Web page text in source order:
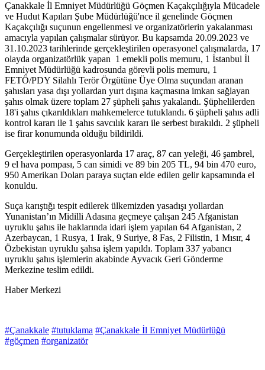
Çanakkale İl Emniyet Müdürlüğü Göçmen Kaçakçılığıyla Mücadele
ve Hudut Kapıları Şube Müdürlüğü'nce il genelinde Göçmen
Kaçakçılığı suçunun engellenmesi ve organizatörlerin yakalanması
amacıyla yapılan çalışmalar sürüyor. Bu kapsamda 20.09.2023 ve
31.10.2023 tarihlerinde gerçekleştirilen operasyonel çalışmalarda, 17
olayda organizatörlük yapan 1 emekli polis memuru, 1 İstanbul İl
Emniyet Müdürlüğü kadrosunda görevli polis memuru, 1
FETÖ/PDY Silahlı Terör Örgütüne Üye Olma suçundan aranan
şahısları yasa dışı yollardan yurt dışına kaçmasına imkan sağlayan
şahıs olmak üzere toplam 27 şüpheli şahıs yakalandı. Şüphelilerden
18'i şahıs çıkarıldıkları mahkemelerce tutuklandı. 6 şüpheli şahıs adli
kontrol kararı ile 1 şahıs savcılık kararı ile serbest bırakıldı. 2 şüpheli
ise firar konumunda olduğu bildirildi.
Gerçekleştirilen operasyonlarda 17 araç, 87 can yeleği, 46 şambrel,
9 el hava pompası, 5 can simidi ve 89 bin 205 TL, 94 bin 470 euro,
950 Amerikan Doları paraya suçtan elde edilen gelir kapsamında el
konuldu.
Suça karıştığı tespit edilerek ülkemizden yasadışı yollardan
Yunanistan’ın Midilli Adasına geçmeye çalışan 245 Afganistan
uyruklu şahıs ile haklarında idari işlem yapılan 64 Afganistan, 2
Azerbaycan, 1 Rusya, 1 Irak, 9 Suriye, 8 Fas, 2 Filistin, 1 Mısır, 4
Özbekistan uyruklu şahsa işlem yapıldı. Toplam 337 yabancı
uyruklu şahıs işlemlerin akabinde Ayvacık Geri Gönderme
Merkezine teslim edildi.
Haber Merkezi
#Çanakkale #tutuklama #Çanakkale İl Emniyet Müdürlüğü
#göçmen #organizatör